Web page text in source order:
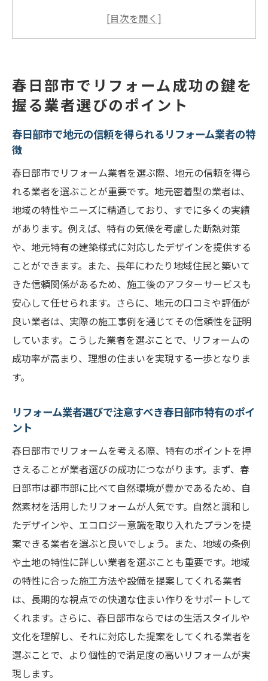
ム業者の特徴
定基準
春日部市でのリフォーム業者選びに役立つ
ヒント
る方法
春日部市でリフォーム業者と良好な関係を
築くコツ
理想の住まい実現へ春日部市のリフォーム業者
を賢く選ぶ方法
春日部市のリフォーム業者の選び方ガイド
リフォームで後悔しないための春日部市業
者選び
春日部市で理想の住まいを実現するための
業者選び
春日部市でのリフォーム業者選びにおける
春日部市でリフォーム業者を選ぶ際の比較
ポイント
信頼できるリフォーム業者を春日部市で見つけ
るステップ
春日部市のリフォーム業者を選ぶための具
体的な手順
春日部市でリフォーム業者を信頼できる基
準とは
春日部市で信頼性の高いリフォーム業者を
選ぶ方法
春日部市で安心して任せられるリフォーム
業者の見つけ方
春日部市でリフォーム成功の鍵を
握る業者選びのポイント
春日部市で地元の信頼を得られるリフォーム業者の特
徴
春日部市でリフォーム業者を選ぶ際、地元の信頼を得ら
れる業者を選ぶことが重要です。地元密着型の業者は、
地域の特性やニーズに精通しており、すでに多くの実績
があります。例えば、特有の気候を考慮した断熱対策
や、地元特有の建築様式に対応したデザインを提供する
ことができます。また、長年にわたり地域住民と築いて
きた信頼関係があるため、施工後のアフターサービスも
安心して任せられます。さらに、地元の口コミや評価が
良い業者は、実際の施工事例を通じてその信頼性を証明
しています。こうした業者を選ぶことで、リフォームの
成功率が高まり、理想の住まいを実現する一歩となりま
す。
リフォーム業者選びで注意すべき春日部市特有のポイ
ント
春日部市でリフォームを考える際、特有のポイントを押
さえることが業者選びの成功につながります。まず、春
日部市は都市部に比べて自然環境が豊かであるため、自
然素材を活用したリフォームが人気です。自然と調和し
たデザインや、エコロジー意識を取り入れたプランを提
案できる業者を選ぶと良いでしょう。また、地域の条例
や土地の特性に詳しい業者を選ぶことも重要です。地域
の特性に合った施工方法や設備を提案してくれる業者
は、長期的な視点での快適な住まい作りをサポートして
くれます。さらに、春日部市ならではの生活スタイルや
文化を理解し、それに対応した提案をしてくれる業者を
選ぶことで、より個性的で満足度の高いリフォームが実
現します。